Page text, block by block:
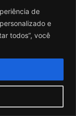
de
e
todos”, você